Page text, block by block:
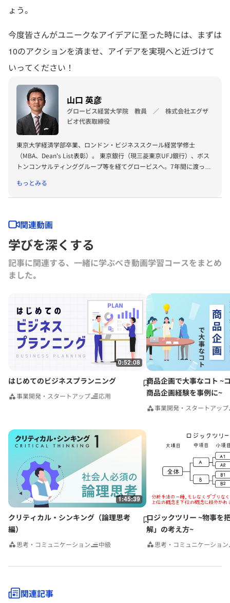
ょう。
今度皆さんがユニークなアイデアに至った時には、まずは
10のアクションを済ませ、アイデアを実現へと近づけて
いってください！
山口 英彦
グロービス経営大学院 教員 ／ 株式会社エグザ
ビオ代表取締役
東京大学経済学部卒業、ロンドン・ビジネススクール経営学修士
（MBA、Dean's List表彰）。 東京銀行（現三菱東京UFJ銀行）、ボス
トンコンサルティンググループ等を経てグロービスへ。7年間に渡って
独立。 現在は企業のイノベーション・パートナーEXABIOの代表とし
て、主にサービス、流通、金融、メディア、エネルギー、消費財といっ
ーケティング強化などを支援。加えて、大手企業グループやベンチャー
企業、自治体のアドバイザーを務めながら、自らエンジェル投資家とし
て多数のスタートアップ育成に取り組んでいる。 主著に『法人営業
利益の法則』（ダイヤモンド社）、『サービスを制するものはビジネス
を制する』（東洋経済新報社）、共著・共訳に『日本の営業2011』、
『MBAマネジメント・ブックⅡ』（以上はダイヤモンド社）、『MITス
もっとみる
関連動画
学びを深くする
記事に関連する、一緒に学ぶべき動画学習コースをまとめ
ました｡
0:52:08
はじめてのビジネスプランニング
事業開発・スタートアップ 応用
商品企画で大事なコト ~
商品企画経験を事例に~
事業開発・スタートアップ
1:45:39
クリティカル・シンキング（論理思考
編）
思考・コミュニケーション 中級
ロジックツリー ~物事を
解」の考え方~
思考・コミュニケーション
関連記事